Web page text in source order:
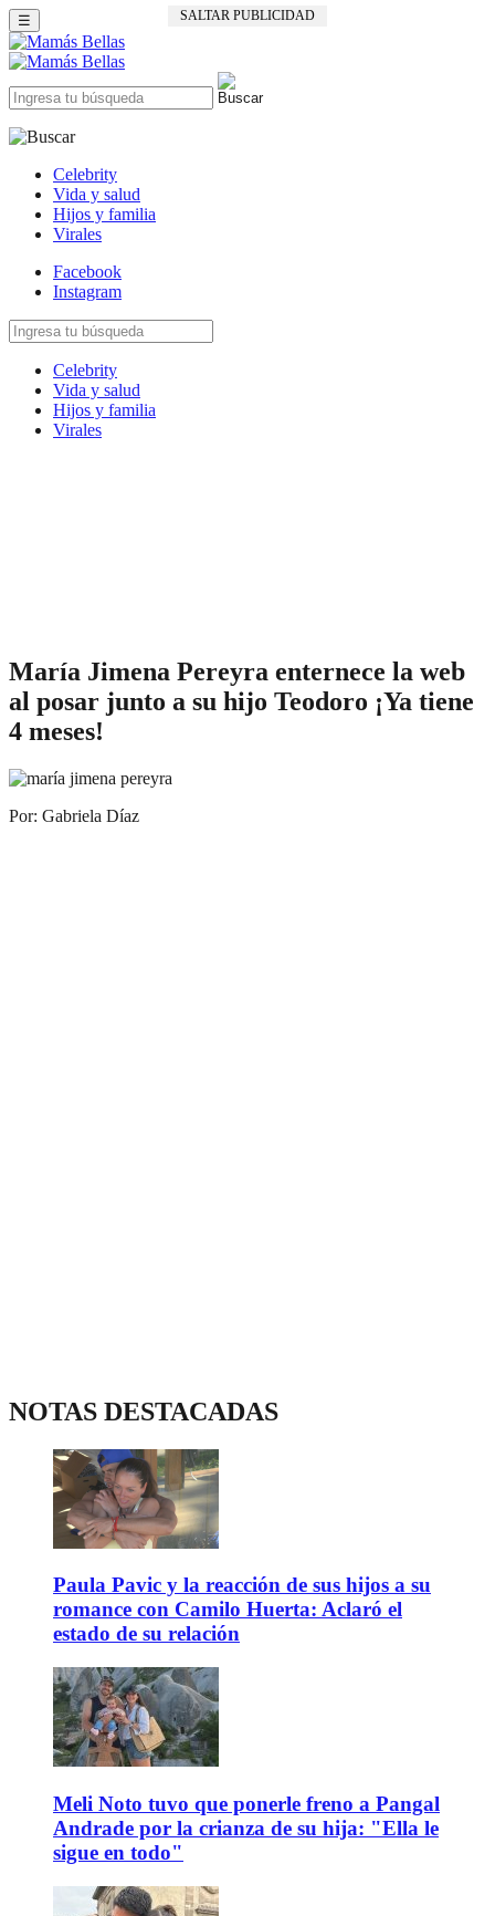
SALTAR PUBLICIDAD
☰
Celebrity
Vida y salud
Hijos y familia
Virales
Facebook
Instagram
Celebrity
Vida y salud
Hijos y familia
Virales
María Jimena Pereyra enternece la web
al posar junto a su hijo Teodoro ¡Ya tiene
4 meses!
Por: Gabriela Díaz
NOTAS DESTACADAS
Paula Pavic y la reacción de sus hijos a su
romance con Camilo Huerta: Aclaró el
estado de su relación
Meli Noto tuvo que ponerle freno a Pangal
Andrade por la crianza de su hija: "Ella le
sigue en todo"